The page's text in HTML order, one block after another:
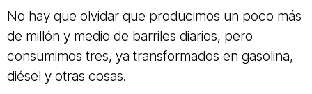
No hay que olvidar que producimos un poco más
de millón y medio de barriles diarios, pero
consumimos tres, ya transformados en gasolina,
diésel y otras cosas.